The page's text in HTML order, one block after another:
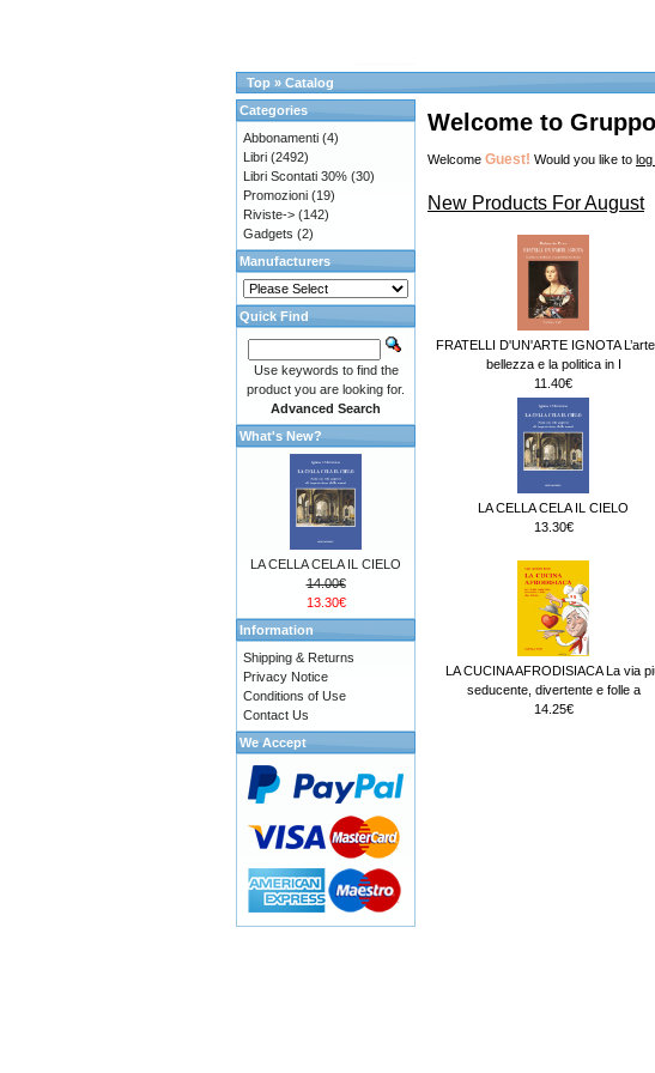
Top » Catalog
Welcome to
Welcome Guest! Would you like to
New Products For August
FRATELLI D'UN'ARTE IGNOTA
bellezza e la politica in I
11.40€
LA CELLA CELA IL CIELO
13.30€
LA CUCINA AFRODISIACA La via
seducente, divertente e folle a
14.25€
Categories
Abbonamenti (4)
Libri (2492)
Libri Scontati 30% (30)
Promozioni (19)
Riviste-> (142)
Gadgets (2)
Manufacturers
Quick Find
Use keywords to find the
product you are looking for.
Advanced Search
What's New?
LA CELLA CELA IL CIELO
14.00€
13.30€
Information
Shipping & Returns
Privacy Notice
Conditions of Use
Contact Us
We Accept